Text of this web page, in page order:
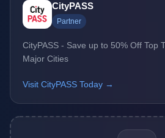
CityPASS
Partner
CityPASS - Save up to 50% Off Top
Major Cities
Visit CityPASS Today →